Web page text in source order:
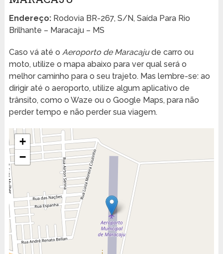
Endereço:Rodovia BR-267, S/N, Saída Para Rio
Brilhante – Maracaju – MS
Caso vá até o Aeroporto de Maracajude carro ou
moto, utilize o mapa abaixo para ver qual será o
melhor caminho para o seu trajeto. Mas lembre-se: ao
dirigir até o aeroporto, utilize algum aplicativo de
trânsito, como o Waze ou o Google Maps, para não
perder tempo e não perder sua viagem.
+
−